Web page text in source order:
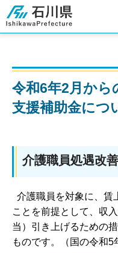
石川県
令和6年2月から
支援補助金につ
介護職員処遇改
介護職員を対象に、賃
ことを前提として、収
当）引き上げるための
ものです。（国の令和5